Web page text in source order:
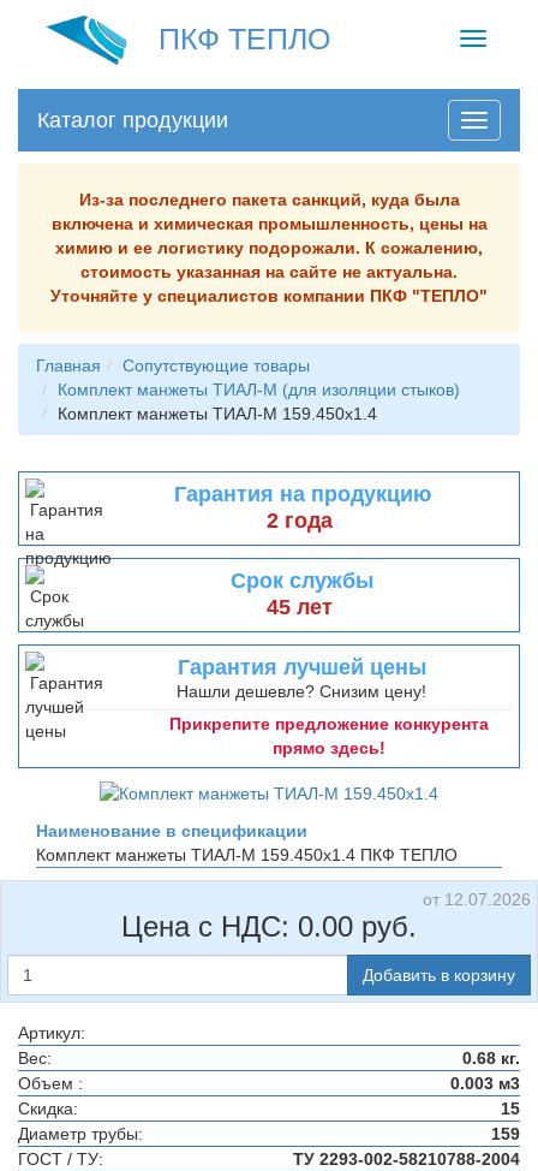
ПКФ ТЕПЛО
Toggle
Каталог продукции
Из-за последнего пакета санкций, куда была
включена и химическая промышленность, цены на
химию и ее логистику подорожали. К сожалению,
стоимость указанная на сайте не актуальна.
Уточняйте у специалистов компании ПКФ "ТЕПЛО"
Главная
Сопутствующие товары
Комплект манжеты ТИАЛ-М (для изоляции стыков)
Комплект манжеты ТИАЛ-М 159.450х1.4
Гарантия на продукцию
2 года
Срок службы
45 лет
Гарантия лучшей цены
Нашли дешевле? Снизим цену!
Прикрепите предложение конкурента
прямо здесь!
Наименование в спецификации
Комплект манжеты ТИАЛ-М 159.450х1.4 ПКФ ТЕПЛО
от 12.07.2026
Цена с НДС: 0.00 руб.
Добавить в корзину
Артикул:
Вес:
0.68 кг.
Объем :
0.003 м3
Скидка:
15
Диаметр трубы:
159
ГОСТ / ТУ:
ТУ 2293-002-58210788-2004